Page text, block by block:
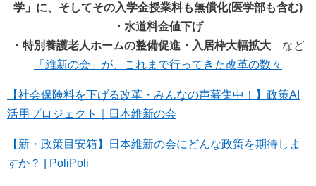
学」に、そしてその入学金授業料も無償化(医学部も含む)
・水道料金値下げ
・特別養護老人ホームの整備促進・入居枠大幅拡大 など
「維新の会」が、これまで行ってきた改革の数々
【社会保険料を下げる改革・みんなの声募集中！】政策AI
活用プロジェクト｜日本維新の会
【新・政策目安箱】日本維新の会にどんな政策を期待しま
すか？ | PoliPoli